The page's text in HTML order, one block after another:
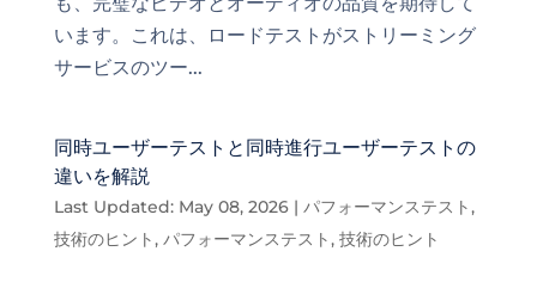
います。これは、ロードテストがストリーミング
サービスのツー...
同時ユーザーテストと同時進行ユーザーテストの
違いを解説
Last Updated: May 08, 2026| パフォーマンステスト,
技術のヒント, パフォーマンステスト, 技術のヒント